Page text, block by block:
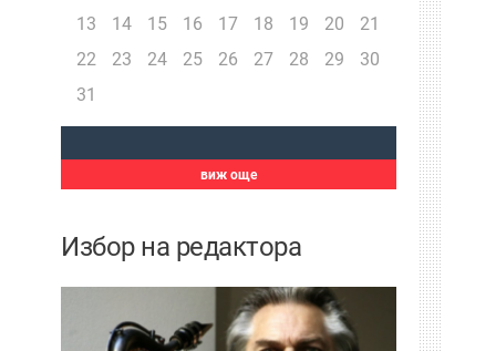
13
14 15 16 17 18 19 20
21
22
23 24 25 26 27 28 29
30
31
виж още
Избор на редактора